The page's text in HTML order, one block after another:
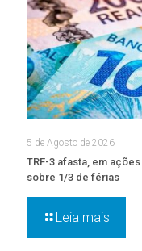
5 de Agosto de 2026
TRF-3 afasta, em
sobre 1/3 de férias
Leia mais